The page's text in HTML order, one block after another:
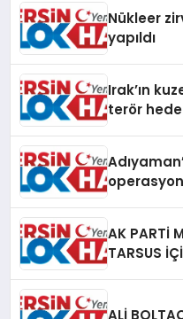
Nükleer
yapıldı
Irak’ın
terör
AK PARTİ
TARSUS
ALİ